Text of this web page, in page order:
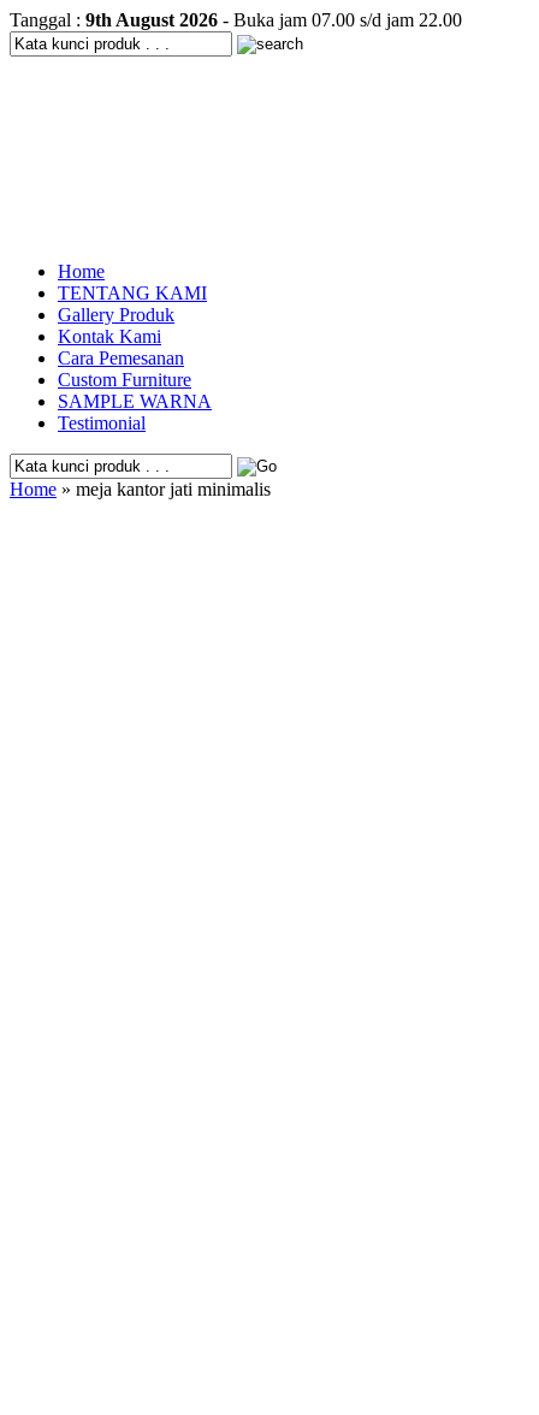
Tanggal : 9th August 2026 - Buka jam 07.00 s/d jam 22.00
Home
TENTANG KAMI
Gallery Produk
Kontak Kami
Cara Pemesanan
Custom Furniture
SAMPLE WARNA
Testimonial
Home » meja kantor jati minimalis